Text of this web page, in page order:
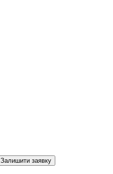
Залишити заявку